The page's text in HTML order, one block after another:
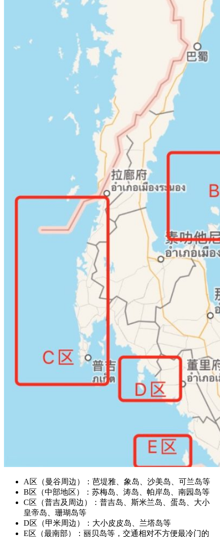
A区（曼谷周边）：芭堤雅、象岛、沙美岛、可兰岛等
B区（中部地区）：苏梅岛、涛岛、帕岸岛、南园岛等
C区（普吉及周边）：普吉岛、斯米兰岛、蛋岛、大小
皇帝岛、珊瑚岛等
D区（甲米周边）：大小皮皮岛、兰塔岛等
E区（最南部）：丽贝岛等，交通相对不方便最冷门的